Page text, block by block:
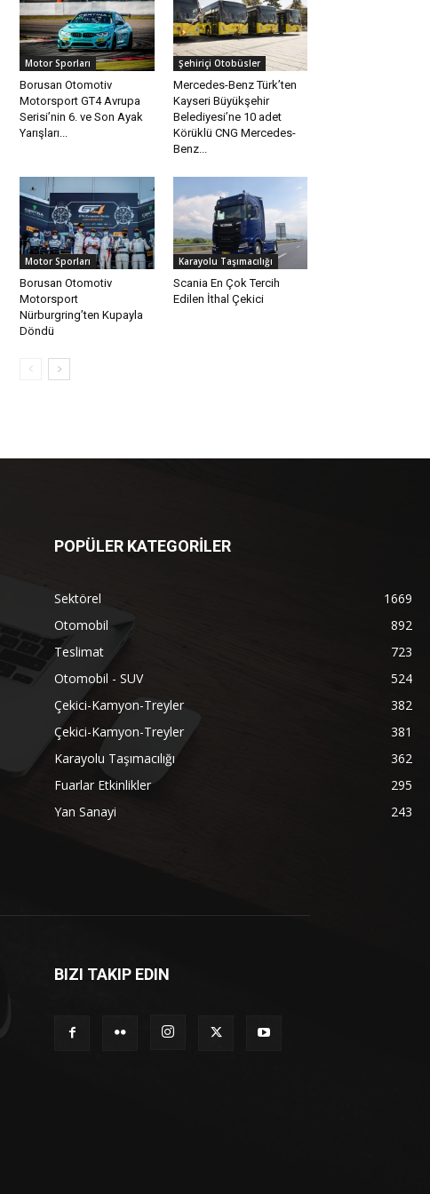
Motor Sporları
Borusan Otomotiv
Motorsport GT4 Avrupa
Serisi’nin 6. ve Son Ayak
Yarışları...
Şehiriçi Otobüsler
Mercedes-Benz Türk’ten
Kayseri Büyükşehir
Belediyesi’ne 10 adet
Körüklü CNG Mercedes-
Benz...
Motor Sporları
Borusan Otomotiv
Motorsport
Nürburgring’ten Kupayla
Döndü
Karayolu Taşımacılığı
Scania En Çok Tercih
Edilen İthal Çekici
POPÜLER KATEGORİLER
Sektörel
1669
Otomobil
892
Teslimat
723
Otomobil - SUV
524
Çekici-Kamyon-Treyler
382
Çekici-Kamyon-Treyler
381
Karayolu Taşımacılığı
362
Fuarlar Etkinlikler
295
Yan Sanayi
243
BIZI TAKIP EDIN